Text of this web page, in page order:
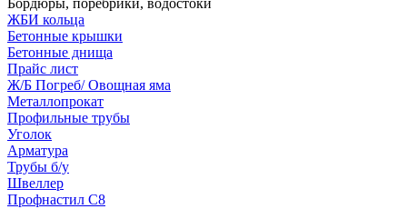
Бордюры, поребрики, водостоки
ЖБИ кольца
Бетонные крышки
Бетонные днища
Прайс лист
Ж/Б Погреб/ Овощная яма
Металлопрокат
Профильные трубы
Уголок
Арматура
Трубы б/у
Швеллер
Профнастил С8